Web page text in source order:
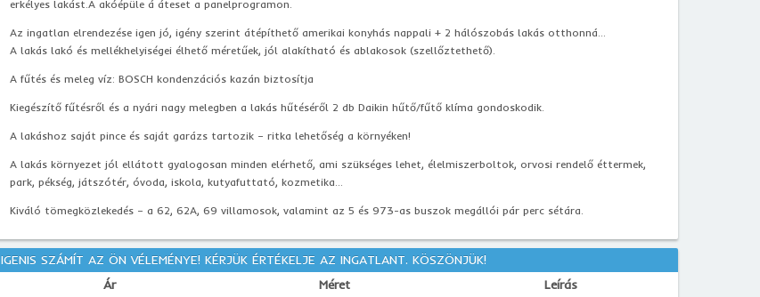
erkélyes lakást.A akóépüle á áteset a panelprogramon.
Az ingatlan elrendezése igen jó, igény szerint átépíthető amerikai konyhás nappali + 2 hálószobás lakás otthonná...
A lakás lakó és mellékhelyiségei élhető méretűek, jól alakítható és ablakosok (szellőztethető).
A fűtés és meleg víz: BOSCH kondenzációs kazán biztosítja
Kiegészítő fűtésről és a nyári nagy melegben a lakás hűtéséről 2 db Daikin hűtő/fűtő klíma gondoskodik.
A lakáshoz saját pince és saját garázs tartozik – ritka lehetőség a környéken!
A lakás környezet jól ellátott gyalogosan minden elérhető, ami szükséges lehet, élelmiszerboltok, orvosi rendelő éttermek,
park, pékség, játszótér, óvoda, iskola, kutyafuttató, kozmetika...
Kiváló tömegközlekedés – a 62, 62A, 69 villamosok, valamint az 5 és 973-as buszok megállói pár perc sétára.
IGENIS SZÁMÍT AZ ÖN VÉLEMÉNYE! KÉRJÜK ÉRTÉKELJE AZ INGATLANT. KÖSZÖNJÜK!
Ár
Méret Leírás